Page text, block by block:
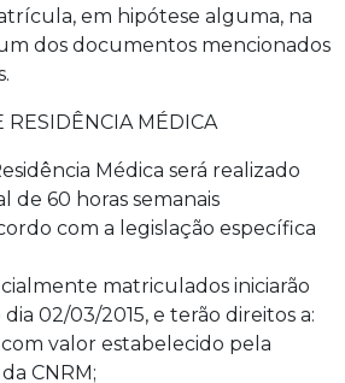
em hipótese alguma, na
dos documentos mencionados
RESIDÊNCIA MÉDICA
Médica será realizado
de 60 horas semanais
com a legislação específica
matriculados iniciarão
02/03/2015, e terão direitos a:
valor estabelecido pela
CNRM;